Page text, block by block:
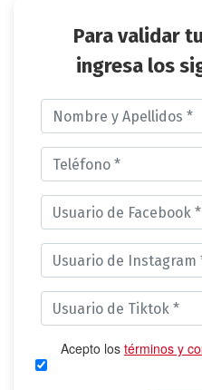
Para validar
ingresa los
Acepto los términos y